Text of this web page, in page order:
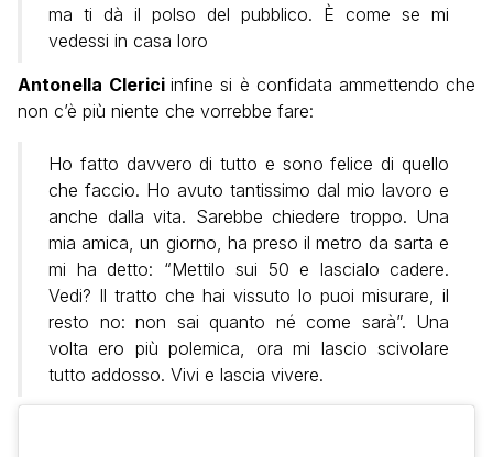
ma ti dà il polso del pubblico. È come se mi
vedessi in casa loro
Antonella Clericiinfine si è confidata ammettendo che
non c’è più niente che vorrebbe fare:
Ho fatto davvero di tutto e sono felice di quello
che faccio. Ho avuto tantissimo dal mio lavoro e
anche dalla vita. Sarebbe chiedere troppo. Una
mia amica, un giorno, ha preso il metro da sarta e
mi ha detto: “Mettilo sui 50 e lascialo cadere.
Vedi? Il tratto che hai vissuto lo puoi misurare, il
resto no: non sai quanto né come sarà”. Una
volta ero più polemica, ora mi lascio scivolare
tutto addosso. Vivi e lascia vivere.